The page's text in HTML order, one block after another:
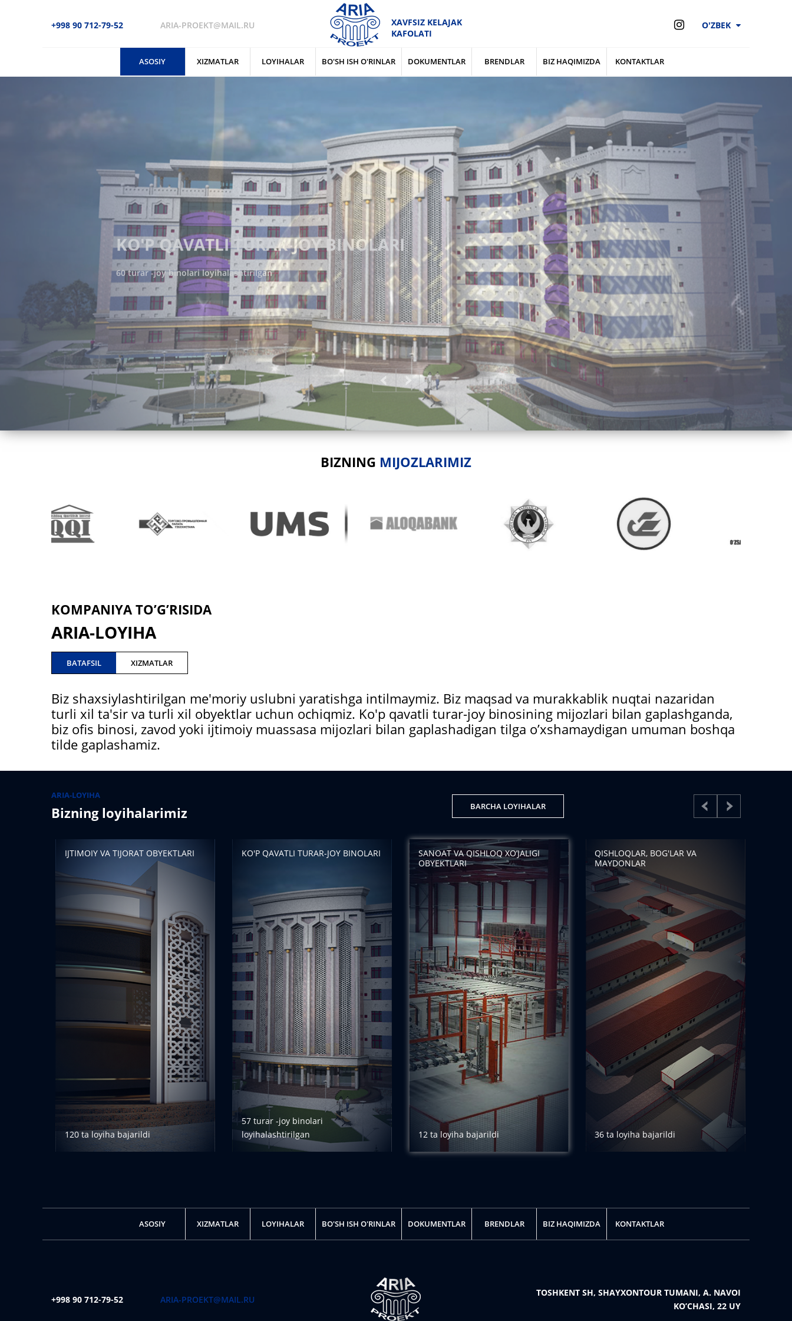
+998 90 712-79-52 ARIA-PROEKT@MAIL.RU
XAVFSIZ KELAJAK
KAFOLATI
O'ZBEK
ASOSIY XIZMATLAR LOYIHALAR BO'SH ISH O'RINLAR DOKUMENTLAR BRENDLAR BIZ HAQIMIZDA KONTAKTLAR
KO'P QAVATLI TURAR-JOY BINOLARI
60 turar -joy binolari loyihalashtirilgan
BIZNING MIJOZLARIMIZ
KOMPANIYA TO’G’RISIDA
ARIA-LOYIHA
BATAFSIL XIZMATLAR
Biz shaxsiylashtirilgan me'moriy uslubni yaratishga intilmaymiz. Biz maqsad va murakkablik nuqtai nazaridan
turli xil ta'sir va turli xil obyektlar uchun ochiqmiz. Ko'p qavatli turar-joy binosining mijozlari bilan gaplashganda,
biz ofis binosi, zavod yoki ijtimoiy muassasa mijozlari bilan gaplashadigan tilga o’xshamaydigan umuman boshqa
tilde gaplashamiz.
ARIA-LOYIHA
Bizning loyihalarimiz BARCHA LOYIHALAR
IJTIMOIY VA TIJORAT OBYEKTLARI
120 ta loyiha bajarildi
KO'P QAVATLI TURAR-JOY BINOLARI
57 turar -joy binolari
loyihalashtirilgan
SANOAT VA QISHLOQ XO’JALIGI
OBYEKTLARI
12 ta loyiha bajarildi
QISHLOQLAR, BOG'LAR VA
MAYDONLAR
36 ta loyiha bajarildi
ASOSIY XIZMATLAR LOYIHALAR BO'SH ISH O'RINLAR DOKUMENTLAR BRENDLAR BIZ HAQIMIZDA KONTAKTLAR
+998 90 712-79-52 ARIA-PROEKT@MAIL.RU
TOSHKENT SH, SHAYXONTOUR TUMANI, A. NAVOI
KO’CHASI, 22 UY